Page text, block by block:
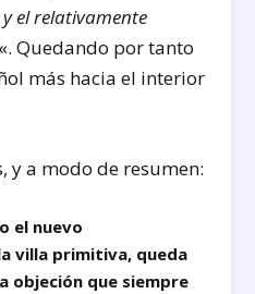
el relativamente
«. Quedando por tanto
más hacia el interior
y a modo de resumen:
el nuevo
villa primitiva, queda
objeción que siempre